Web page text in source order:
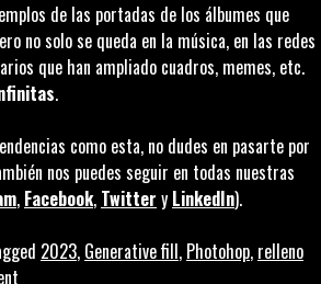
de las portadas de los álbumes que
no solo se queda en la música, en las redes
que han ampliado cuadros, memes, etc.
.
como esta, no dudes en pasarte por
nos puedes seguir en todas nuestras
, Facebook, Twitter y LinkedIn).
2023, Generative fill, Photohop, relleno